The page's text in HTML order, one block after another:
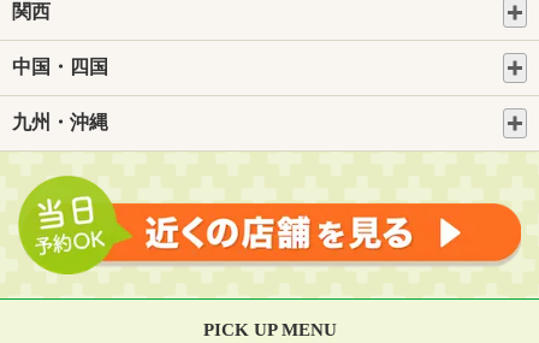
関西
中国・四国
九州・沖縄
PICK UP MENU